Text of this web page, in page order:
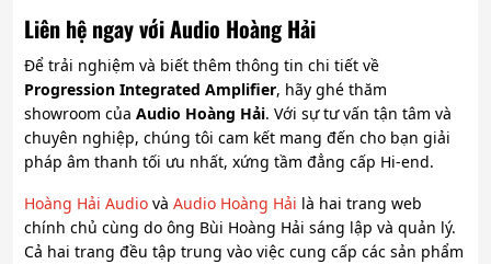
Liên hệ ngay với Audio Hoàng Hải
Để trải nghiệm và biết thêm thông tin chi tiết về
Progression Integrated Amplifier, hãy ghé thăm
showroom của Audio Hoàng Hải. Với sự tư vấn tận tâm và
chuyên nghiệp, chúng tôi cam kết mang đến cho bạn giải
pháp âm thanh tối ưu nhất, xứng tầm đẳng cấp Hi-end.
Hoàng Hải Audio và Audio Hoàng Hải là hai trang web
chính chủ cùng do ông Bùi Hoàng Hải sáng lập và quản lý.
Cả hai trang đều tập trung vào việc cung cấp các sản phẩm